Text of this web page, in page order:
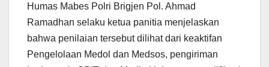
Humas Mabes Polri Brigjen Pol. Ahmad
Ramadhan selaku ketua panitia menjelaskan
bahwa penilaian tersebut dilihat dari keaktifan
Pengelolaan Medol dan Medsos, pengiriman